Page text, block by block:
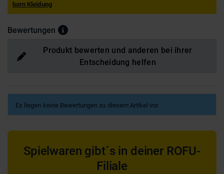
born Kleidung
Bewertungen
Produkt bewerten und anderen bei ihrer
Entscheidung helfen
Es liegen keine Bewertungen zu diesem Artikel vor.
Spielwaren gibt´s in deiner ROFU-
Filiale